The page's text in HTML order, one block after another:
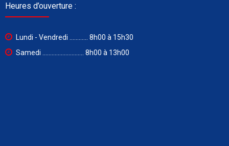
Heures d’ouverture :
Lundi - Vendredi ............ 8h00 à 15h30
Samedi ........................... 8h00 à 13h00